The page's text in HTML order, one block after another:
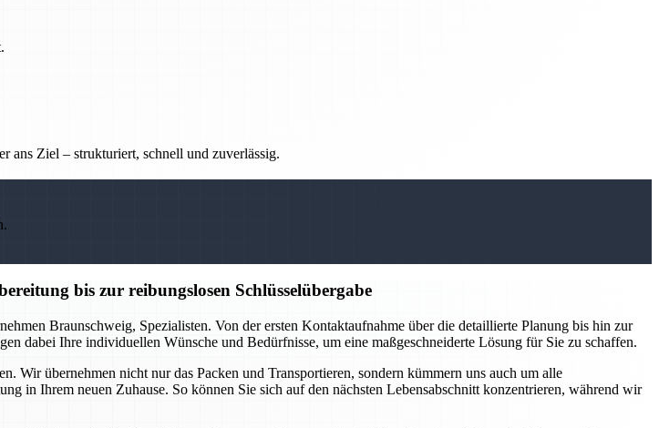
ans Ziel – strukturiert, schnell und zuverlässig.
bis zur reibungslosen Schlüsselübergabe
Braunschweig, Spezialisten. Von der ersten Kontaktaufnahme über die detaillierte Planung bis hin zur
dabei Ihre individuellen Wünsche und Bedürfnisse, um eine maßgeschneiderte Lösung für Sie zu schaffen.
Wir übernehmen nicht nur das Packen und Transportieren, sondern kümmern uns auch um alle
in Ihrem neuen Zuhause. So können Sie sich auf den nächsten Lebensabschnitt konzentrieren, während wir